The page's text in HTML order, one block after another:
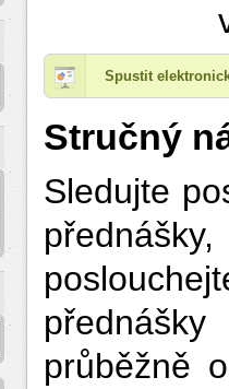
Spustit
Stručný
Sledujte
průběžně